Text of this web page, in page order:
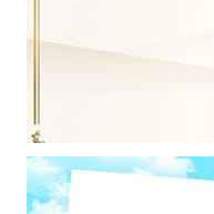
Mẫu thiết kếcó đường